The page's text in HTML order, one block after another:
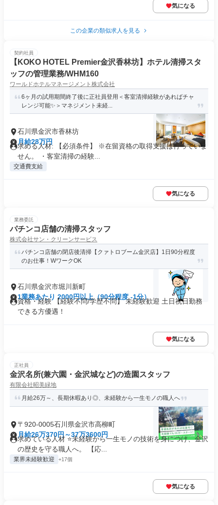
気になる
この企業の類似求人を見る
契約社員
【KOKO HOTEL Premier金沢香林坊】ホテル清掃スタ
ッフの管理業務/WHM160
ワールドホテルマネージメント株式会社
6ヶ月の試用期間終了後に正社員登用＜客室清掃経験があればチャ
レンジ可能✨＞マネジメント未経...
石川県金沢市香林坊
月給28万円
求める人材: 【必須条件】 ※在留資格の取得支援は行っていま
せん。 ・客室清掃の経験...
交通費支給
気になる
業務委託
パチンコ店舗の清掃スタッフ
株式会社サン・クリーンサービス
パチンコ店舗の閉店後清掃【クァトロブーム金沢店】1日90分程度
のお仕事！WワークOK
石川県金沢市堀川新町
1業務あたり 2000円以上（90分程度 -1分）
資格・経験 【経験不問/学歴不問】 未経験歓迎 土日祝日勤務
できる方優遇！
気になる
正社員
金沢名所(兼六園・金沢城など)の造園スタッフ
有限会社昭美緑地
月給26万～、長期休暇あり◎、未経験から一生モノの職人へ
〒920-0005石川県金沢市高柳町
月給26万370円～37万3600円
求めている人材 ⭐未経験から一生モノの技術を身につけ、金沢
の歴史を守る職人へ。 【応...
業界未経験歓迎 +17個
気になる